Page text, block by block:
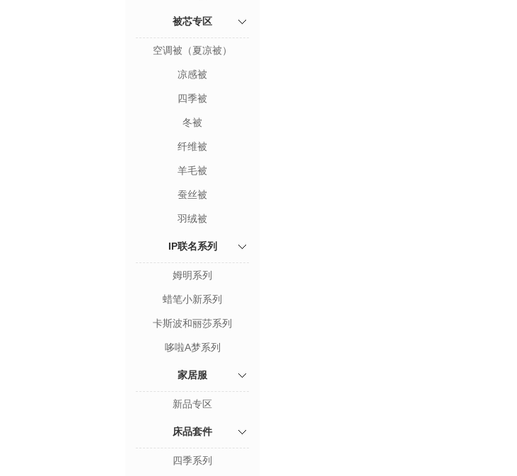
被芯专区
空调被（夏凉被）
凉感被
四季被
冬被
纤维被
羊毛被
蚕丝被
羽绒被
IP联名系列
姆明系列
蜡笔小新系列
卡斯波和丽莎系列
哆啦A梦系列
家居服
新品专区
床品套件
四季系列